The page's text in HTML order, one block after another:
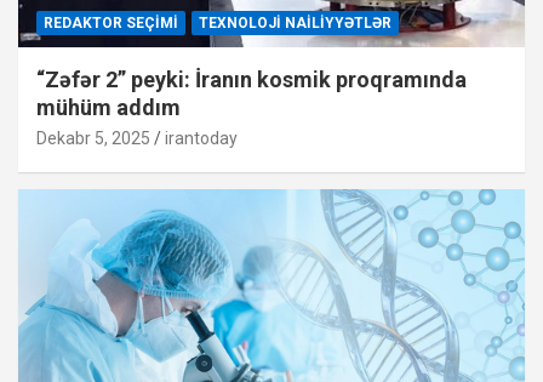
REDAKTOR SEÇIMI TEXNOLOJI NAILIYYƏTLƏR
“Zəfər 2” peyki: İranın kosmik proqramında
mühüm addım
Dekabr 5, 2025 irantoday